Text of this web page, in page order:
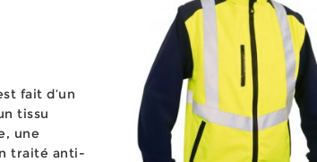
fait d’un
tissu
une
traité anti-